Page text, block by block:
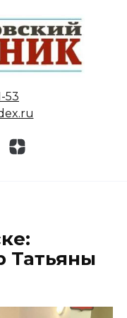
53
Татьяны